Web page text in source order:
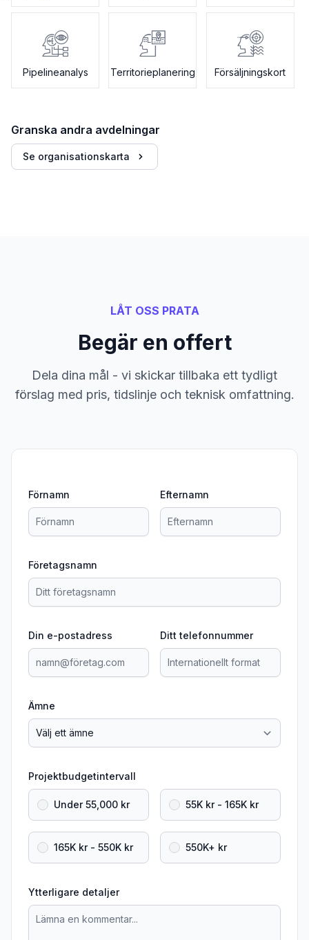
Pipelineanalys Territorieplanering Försäljningskort
Granska andra avdelningar
Se organisationskarta
LÅT OSS PRATA
Begär en offert
Dela dina mål - vi skickar tillbaka ett tydligt
förslag med pris, tidslinje och teknisk omfattning.
Förnamn Efternamn
Företagsnamn
Din e-postadress Ditt telefonnummer
Ämne
Projektbudgetintervall
Under 55,000 kr 55K kr - 165K kr
165K kr - 550K kr 550K+ kr
Ytterligare detaljer